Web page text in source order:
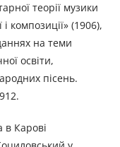
теорії музики
композиції» (1906),
на теми
освіти,
пісень.
Карові